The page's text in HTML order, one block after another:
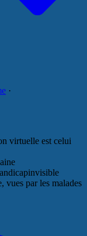
·
virtuelle est celui
vues par les malades